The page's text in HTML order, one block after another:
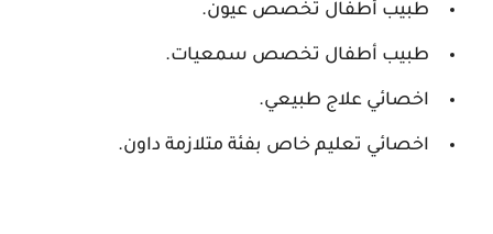
طبيب أطفال تخصص عيون.
طبيب أطفال تخصص سمعيات.
اخصائي علاج طبيعي.
اخصائي تعليم خاص بفئة متلازمة داون.